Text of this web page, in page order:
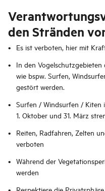
den Stränden
Es ist verboten, hier mit
In den
wie bspw. Surfen,
gestört werden.
Surfen / Windsurfen / Kiten
1. Oktober und 31. März
Reiten, Radfahren, Zelten
verboten
Während der
werden